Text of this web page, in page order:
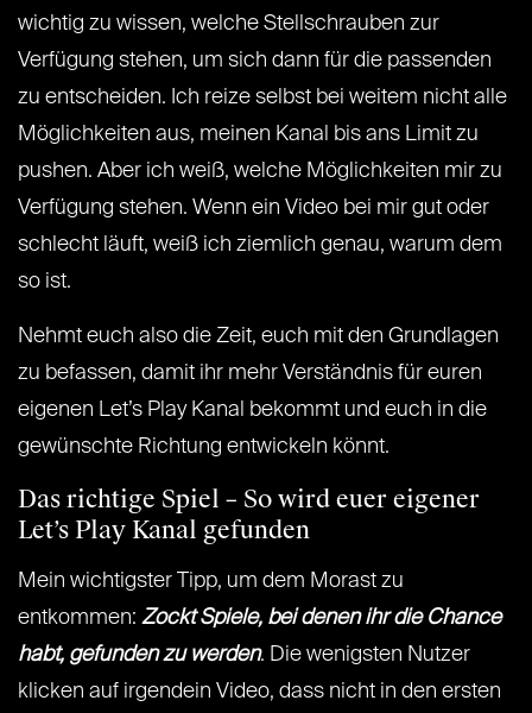
wichtig zu wissen, welche Stellschrauben zur
Verfügung stehen, um sich dann für die passenden
zu entscheiden. Ich reize selbst bei weitem nicht alle
Möglichkeiten aus, meinen Kanal bis ans Limit zu
pushen. Aber ich weiß, welche Möglichkeiten mir zu
Verfügung stehen. Wenn ein Video bei mir gut oder
schlecht läuft, weiß ich ziemlich genau, warum dem
so ist.
Nehmt euch also die Zeit, euch mit den Grundlagen
zu befassen, damit ihr mehr Verständnis für euren
eigenen Let’s Play Kanal bekommt und euch in die
gewünschte Richtung entwickeln könnt.
Das richtige Spiel – So wird euer eigener
Let’s Play Kanal gefunden
Mein wichtigster Tipp, um dem Morast zu
entkommen: Zockt Spiele, bei denen ihr die Chance
habt, gefunden zu werden. Die wenigsten Nutzer
klicken auf irgendein Video, dass nicht in den ersten